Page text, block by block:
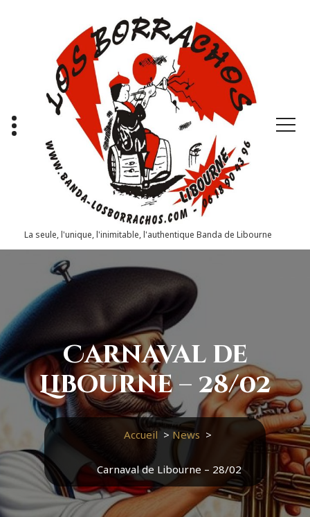
La seule, l'unique, l'inimitable, l'authentique Banda de Libourne
Carnaval de
Libourne – 28/02
Accueil> News >
Carnaval de Libourne – 28/02